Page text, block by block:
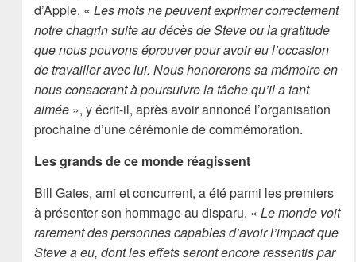
d’Apple. « Les mots ne peuvent exprimer correctement
notre chagrin suite au décès de Steve ou la gratitude
que nous pouvons éprouver pour avoir eu l’occasion
de travailler avec lui. Nous honorerons sa mémoire en
nous consacrant à poursuivre la tâche qu’il a tant
aimée», y écrit-il, après avoir annoncé l’organisation
prochaine d’une cérémonie de commémoration.
Les grands de ce monde réagissent
Bill Gates, ami et concurrent, a été parmi les premiers
à présenter son hommage au disparu. « Le monde voit
rarement des personnes capables d’avoir l’impact que
Steve a eu, dont les effets seront encore ressentis par